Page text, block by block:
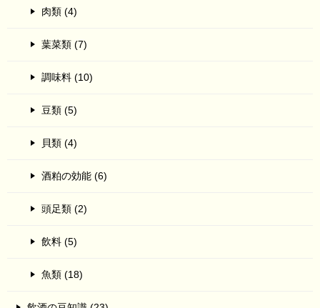
肉類 (4)
葉菜類 (7)
調味料 (10)
豆類 (5)
貝類 (4)
酒粕の効能 (6)
頭足類 (2)
飲料 (5)
魚類 (18)